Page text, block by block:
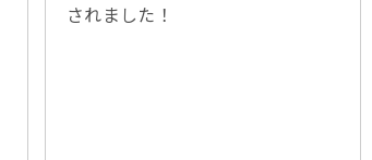
されました！